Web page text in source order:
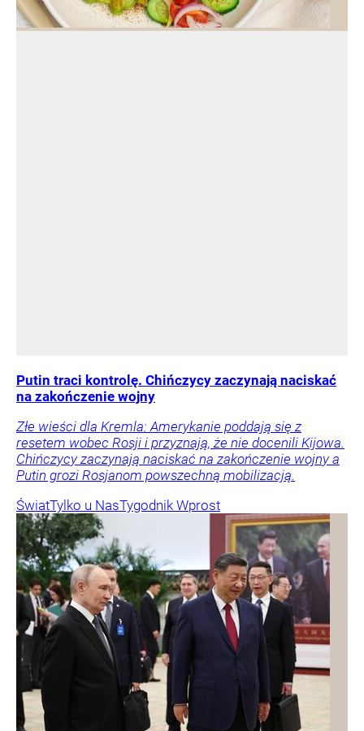
Putin traci kontrolę. Chińczycy zaczynają naciskać
na zakończenie wojny
Złe wieści dla Kremla: Amerykanie poddają się z
resetem wobec Rosji i przyznają, że nie docenili Kijowa.
Chińczycy zaczynają naciskać na zakończenie wojny a
Putin grozi Rosjanom powszechną mobilizacją.
ŚwiatTylko u NasTygodnik Wprost